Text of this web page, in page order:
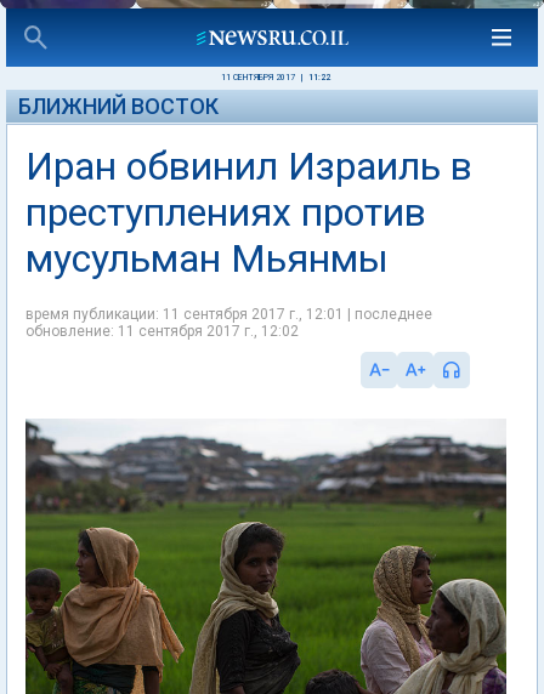
11 СЕНТЯБРЯ 2017 11:22
БЛИЖНИЙ ВОСТОК
Иран обвинил Израиль в
преступлениях против
мусульман Мьянмы
время публикации: 11 сентября 2017 г., 12:01 | последнее
обновление: 11 сентября 2017 г., 12:02